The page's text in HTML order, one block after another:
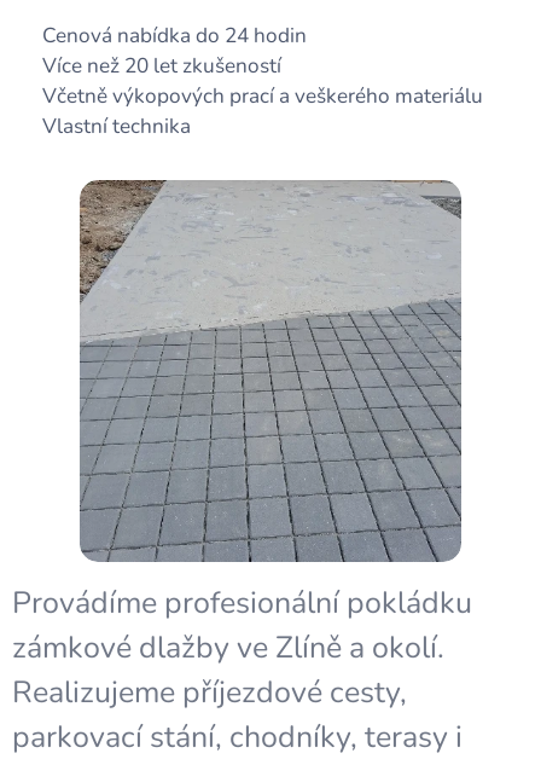
✅ Cenová nabídka do 24 hodin
✅ Více než 20 let zkušeností
✅ Včetně výkopových prací a veškerého materiálu
✅ Vlastní technika
Provádíme profesionální pokládku
zámkové dlažby ve Zlíně a okolí.
Realizujeme příjezdové cesty,
parkovací stání, chodníky, terasy i